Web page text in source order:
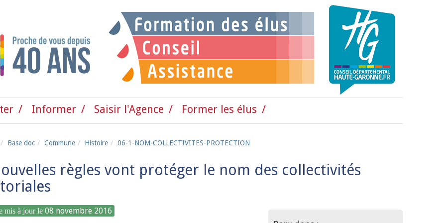
Informer Saisir l'Agence Former les élus
Base doc Commune Histoire 06-1-NOM-COLLECTIVITES-PROTECTION
règles vont protéger le nom des collectivités
08 novembre 2016